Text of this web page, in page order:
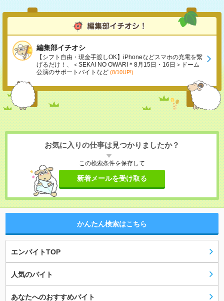
編集部イチオシ
【シフト自由・現金手渡しOK】iPhoneなどスマホの充電を繋
げるだけ！、＜SEKAI NO OWARI＊8月15日・16日＞ドーム
公演のサポートバイトなど (8/10UP!)
お気に入りの仕事は見つかりましたか？
この検索条件を保存して
新着メールを受け取る
かんたん検索はこちら
エンバイトTOP
人気のバイト
あなたへのおすすめバイト